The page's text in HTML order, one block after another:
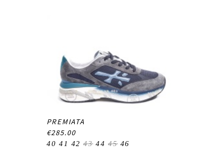
PREMIATA
€285.00
40 41 42 43 44 45 46